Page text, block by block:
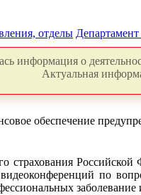
отделы Департамент
информация о
Актуальная
обеспечение
страхования
по
заболевание